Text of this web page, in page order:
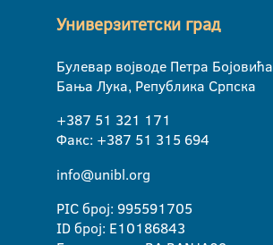
Универзитетски град
Булевар војводе Петра Бојовића
Бања Лука, Република Српска
+387 51 321 171
Факс: +387 51 315 694
info@unibl.org
PIC број: 995591705
ID број: E10186843